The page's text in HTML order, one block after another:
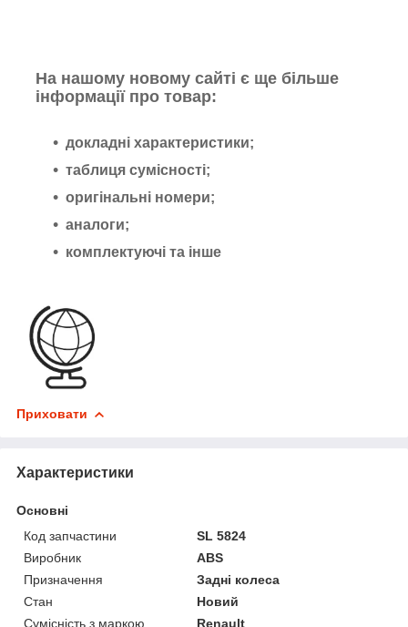
На нашому новому сайті є ще більше
інформації про товар:
докладні характеристики;
таблиця сумісності;
оригінальні номери;
аналоги;
комплектуючі та інше
Приховати
Характеристики
Основні
Код запчастини
SL 5824
Виробник
ABS
Призначення
Задні колеса
Стан
Новий
Сумісність з маркою
Renault